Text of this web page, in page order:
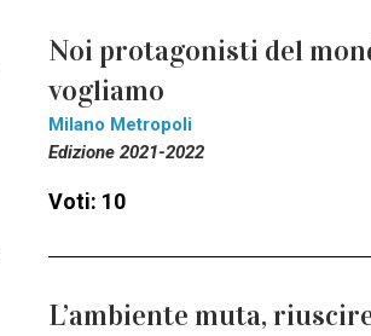
Noi protagonisti del
vogliamo
Milano Metropoli
Edizione 2021-2022
Voti: 10
L’ambiente muta,